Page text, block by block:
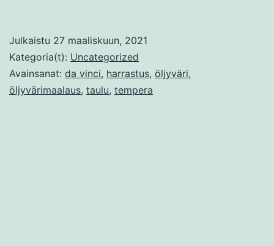
Julkaistu 27 maaliskuun, 2021
Kategoria(t): Uncategorized
Avainsanat: da vinci, harrastus, öljyväri,
öljyvärimaalaus, taulu, tempera